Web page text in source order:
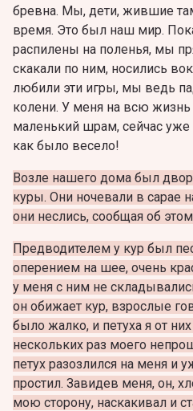
бревна. Мы, дети, жившие
время. Это был наш мир.
распилены на поленья, мы
скакали по ним, носились
любили эти игры, мы ведь
колени. У меня на всю жизнь
маленький шрам, сейчас уже
как было весело!
Возле нашего дома был
куры. Они ночевали в сарае
они неслись, сообщая об
Предводителем у кур был
оперением на шее, очень
у меня с ним не
он обижает кур, взрослые
было жалко, и петуха я от
нескольких раз моего
петух разозлился на меня и
простил. Завидев меня, он,
мою сторону, наскакивал и